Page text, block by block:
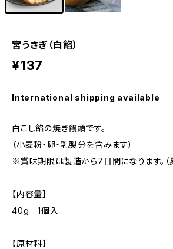
宮うさぎ（白餡）
¥137
International shipping available
白こし餡の焼き饅頭です。
（小麦粉・卵・乳製分を含みます）
※賞味期限は製造から7日間になります。（
【内容量】
40g 1個入
【原材料】